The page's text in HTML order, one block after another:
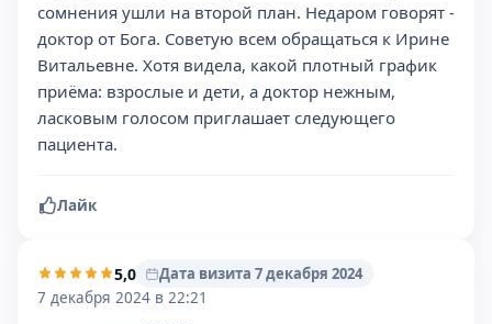
сомнения ушли на второй план. Недаром говорят -
доктор от Бога. Советую всем обращаться к Ирине
Витальевне. Хотя видела, какой плотный график
приёма: взрослые и дети, а доктор нежным,
ласковым голосом приглашает следующего
пациента.
Лайк
5,0
Дата визита 7 декабря 2024
7 декабря 2024 в 22:21